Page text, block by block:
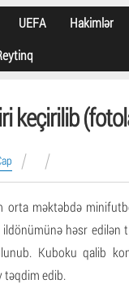
UEFA
Hakimlər
keçirilib
orta məktəbdə
ildönümünə həsr
Kuboku qalib
təqdim edib.